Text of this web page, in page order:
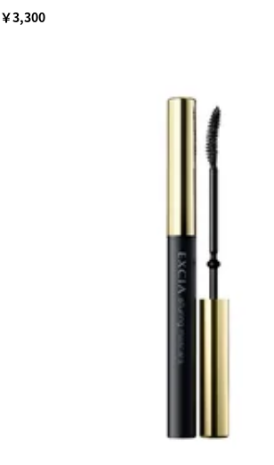
￥3,300